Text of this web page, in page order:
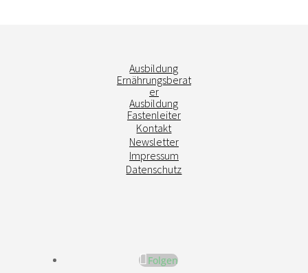
Ausbildung
Ernährungsberat
er
Ausbildung
Fastenleiter
Kontakt
Newsletter
Impressum
Datenschutz
Folgen